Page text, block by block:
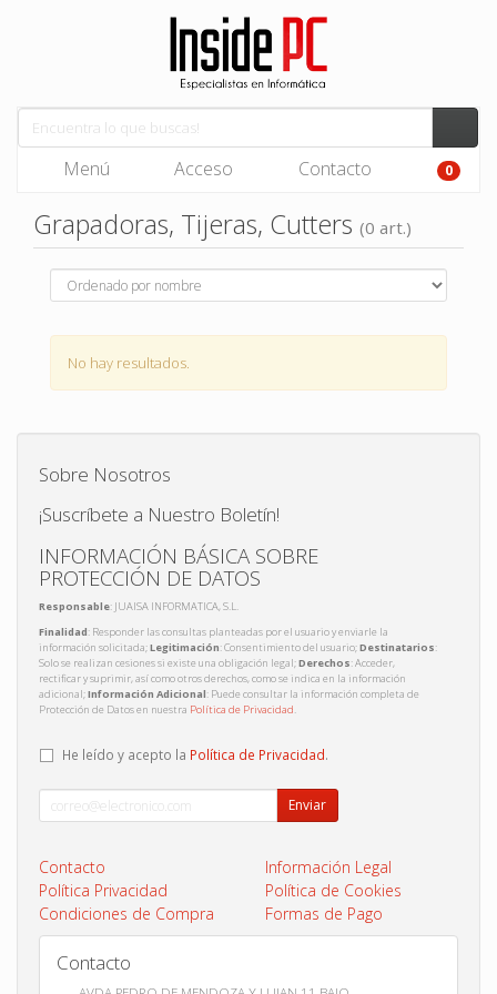
Menú Acceso Contacto 0
Grapadoras, Tijeras, Cutters (0 art.)
No hay resultados.
Sobre Nosotros
¡Suscríbete a Nuestro Boletín!
INFORMACIÓN BÁSICA SOBRE
PROTECCIÓN DE DATOS
Responsable: JUAISA INFORMATICA, S.L.
Finalidad: Responder las consultas planteadas por el usuario y enviarle la
información solicitada;Legitimación: Consentimiento del usuario;Destinatarios:
Solo se realizan cesiones si existe una obligación legal;Derechos: Acceder,
rectificar y suprimir, así como otros derechos, como se indica en la información
adicional;Información Adicional: Puede consultar la información completa de
Protección de Datos en nuestra Política de Privacidad.
He leído y acepto la Política de Privacidad.
Enviar
Contacto
Información Legal
Política Privacidad
Política de Cookies
Condiciones de Compra
Formas de Pago
Contacto